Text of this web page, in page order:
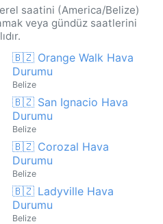
saatini (America/Belize)
veya gündüz saatlerini
🇧🇿 Orange Walk Hava
Durumu
Belize
🇧🇿 San Ignacio Hava
Durumu
Belize
🇧🇿 Corozal Hava
Durumu
Belize
🇧🇿 Ladyville Hava
Durumu
Belize